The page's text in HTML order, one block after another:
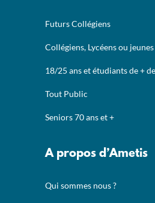
Futurs Collégiens
Collégiens, Lycéens ou
18/25 ans et étudiants de +
Tout Public
Seniors 70 ans et +
A propos d’Ametis
Qui sommes nous ?